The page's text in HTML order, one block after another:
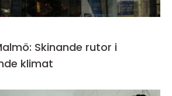
Skinande rutor i
klimat